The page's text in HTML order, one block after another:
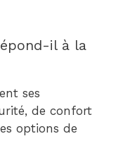
il à la
ses
de confort
options de